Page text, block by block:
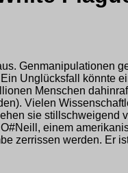
Genmanipulationen
Unglücksfall könnte
Menschen
Vielen
sie
einem
zerrissen werden.